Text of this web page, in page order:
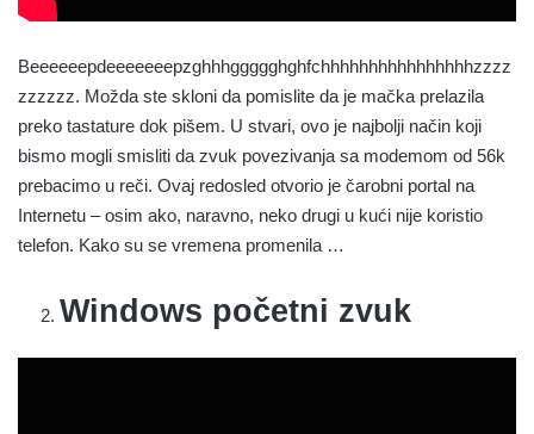
Beeeeeepdeeeeeeepzghhhggggghghfchhhhhhhhhhhhhhhhzzzz
zzzzzz. Možda ste skloni da pomislite da je mačka prelazila
preko tastature dok pišem. U stvari, ovo je najbolji način koji
bismo mogli smisliti da zvuk povezivanja sa modemom od 56k
prebacimo u reči. Ovaj redosled otvorio je čarobni portal na
Internetu – osim ako, naravno, neko drugi u kući nije koristio
telefon. Kako su se vremena promenila …
Windows početni zvuk